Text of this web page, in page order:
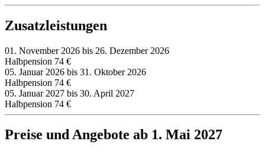
Zusatzleistungen
01. November 2026 bis 26. Dezember 2026
Halbpension 74 €
05. Januar 2026 bis 31. Oktober 2026
Halbpension 74 €
05. Januar 2027 bis 30. April 2027
Halbpension 74 €
Preise und Angebote ab 1. Mai 2027